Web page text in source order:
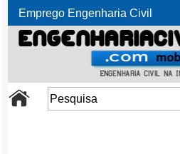
Emprego Engenharia Civil